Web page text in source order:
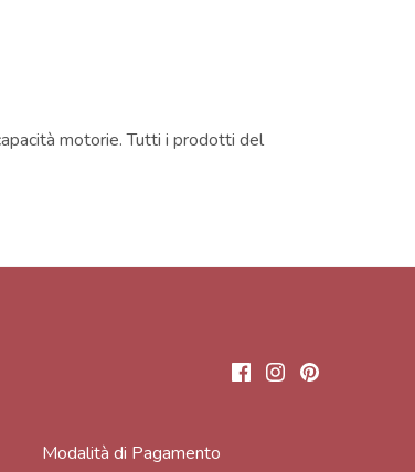
motorie. Tutti i prodotti del
Modalità di Pagamento